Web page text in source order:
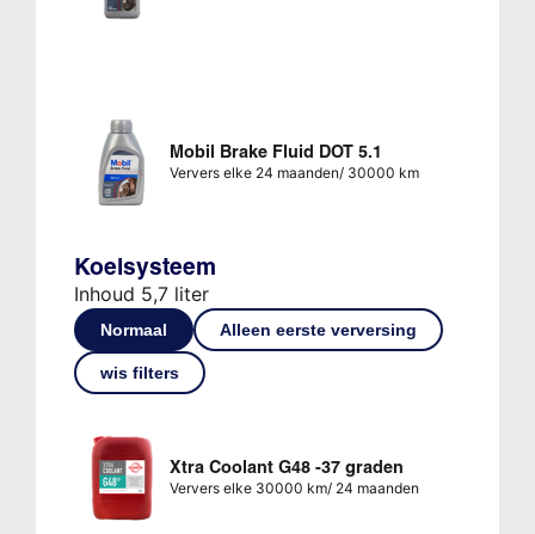
Mobil Brake Fluid DOT 5.1
Ververs elke 24 maanden/ 30000 km
Koelsysteem
Inhoud 5,7 liter
Normaal Alleen eerste verversing
wis filters
Xtra Coolant G48 -37 graden
Ververs elke 30000 km/ 24 maanden